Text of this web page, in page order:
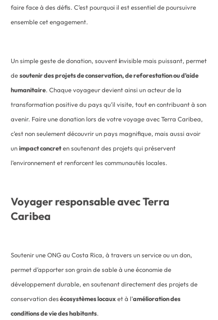
faire face à des défis. C’est pourquoi il est essentiel de poursuivre
ensemble cet engagement.
Un simple geste de donation, souventinvisible mais puissant, permet
desoutenir des projets de conservation, de reforestation ou d’aide
humanitaire. Chaque voyageur devient ainsi un acteur de la
transformation positive du pays qu’il visite, tout en contribuant à son
avenir. Faire une donation lors de votre voyage avec Terra Caribea,
c’est non seulement découvrir un pays magnifique, mais aussi avoir
unimpact concreten soutenant des projets qui préservent
l’environnement et renforcent les communautés locales.
Voyager responsable avec Terra
Caribea
Soutenir une ONG au Costa Rica, à travers un service ou un don,
permet d’apporter son grain de sable à une économie de
développement durable, en soutenant directement des projets de
conservation desécosystèmes locauxet à l’amélioration des
conditions de vie des habitants.